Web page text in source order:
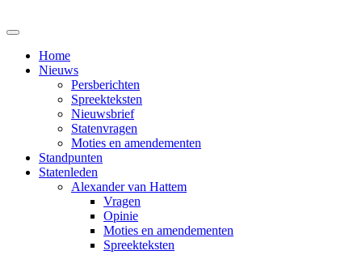
Home
Nieuws
Persberichten
Spreekteksten
Nieuwsbrief
Statenvragen
Moties en amendementen
Standpunten
Statenleden
Alexander van Hattem
Vragen
Opinie
Moties en amendementen
Spreekteksten